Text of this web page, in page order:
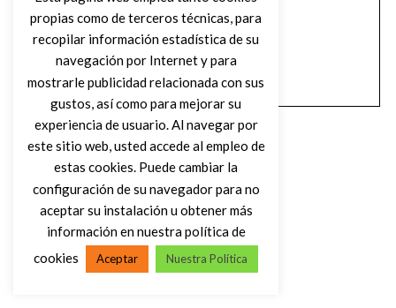
VOLVER AL INICIO
propias como de terceros técnicas, para
recopilar información estadística de su
navegación por Internet y para
mostrarle publicidad relacionada con sus
gustos, así como para mejorar su
experiencia de usuario. Al navegar por
este sitio web, usted accede al empleo de
estas cookies. Puede cambiar la
configuración de su navegador para no
aceptar su instalación u obtener más
información en nuestra política de
cookies
Aceptar Nuestra Política